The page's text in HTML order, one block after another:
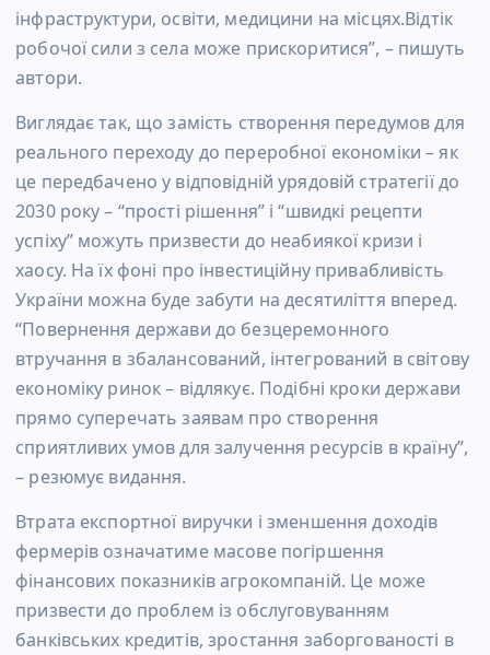
інфраструктури, освіти, медицини на місцях.Відтік
робочої сили з села може прискоритися”, – пишуть
автори.
Виглядає так, що замість створення передумов для
реального переходу до переробної економіки – як
це передбачено у відповідній урядовій стратегії до
2030 року – “прості рішення” і “швидкі рецепти
успіху” можуть призвести до неабиякої кризи і
хаосу. На їх фоні про інвестиційну привабливість
України можна буде забути на десятиліття вперед.
“Повернення держави до безцеремонного
втручання в збалансований, інтегрований в світову
економіку ринок – відлякує. Подібні кроки держави
прямо суперечать заявам про створення
сприятливих умов для залучення ресурсів в країну”,
– резюмує видання.
Втрата експортної виручки і зменшення доходів
фермерів означатиме масове погіршення
фінансових показників агрокомпаній. Це може
призвести до проблем із обслуговуванням
банківських кредитів, зростання заборгованості в